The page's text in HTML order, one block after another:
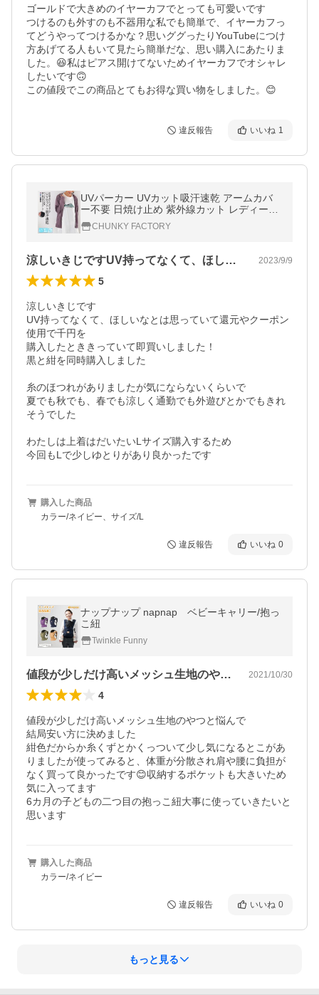
ゴールドで大きめのイヤーカフでとっても可愛いです
つけるのも外すのも不器用な私でも簡単で、イヤーカフっ
てどうやってつけるかな？思いググったりYouTubeにつけ
方あげてる人もいて見たら簡単だな、思い購入にあたりま
した。😆私はピアス開けてないためイヤーカフでオシャレ
したいです🙃
この値段でこの商品とてもお得な買い物をしました。😊
違反報告 いいね 1
UVパーカー UVカット吸汗速乾 アームカバ
ー不要 日焼け止め 紫外線カット レディース
羽織 長袖 フード 2way隠し指穴付ジップパ
ーカー
CHUNKY FACTORY
涼しいきじですUV持ってなくて、ほしい… 2023/9/9
5
涼しいきじです
UV持ってなくて、ほしいなとは思っていて還元やクーポン
使用で千円を
購入したとききっていて即買いしました！
黒と紺を同時購入しました
糸のほつれがありましたが気にならないくらいで
夏でも秋でも、春でも涼しく通勤でも外遊びとかでもきれ
そうでした
わたしは上着はだいたいLサイズ購入するため
購入した商品
カラー/ネイビー、サイズ/L
違反報告 いいね 0
ナップナップ napnap ベビーキャリー/抱っ
こ紐
Twinkle Funny
値段が少しだけ高いメッシュ生地のやつと… 2021/10/30
4
値段が少しだけ高いメッシュ生地のやつと悩んで
結局安い方に決めました
紺色だからか糸くずとかくっついて少し気になるとこがあ
りましたが使ってみると、体重が分散され肩や腰に負担が
なく買って良かったです😊収納するポケットも大きいため
気に入ってます
6カ月の子どもの二つ目の抱っこ紐大事に使っていきたいと
思います
購入した商品
カラー/ネイビー
違反報告 いいね 0
もっと見る